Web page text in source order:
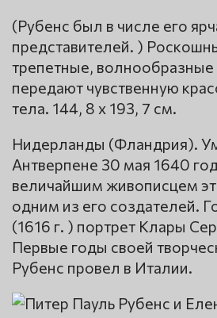
(Рубенс был в числе его
представителей. )
трепетные, волнообразные
передают чувственную
тела. 144, 8 x 193, 7 см.
Нидерланды (Фландрия).
Антверпене 30 мая 1640
величайшим живописцем
одним из его создателей.
(1616 г. ) портрет Клары
Первые годы своей
Рубенс провел в Италии.